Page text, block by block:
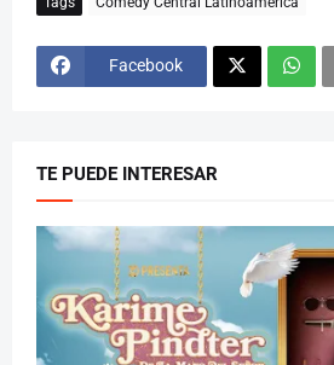
Facebook
TE PUEDE INTERESAR